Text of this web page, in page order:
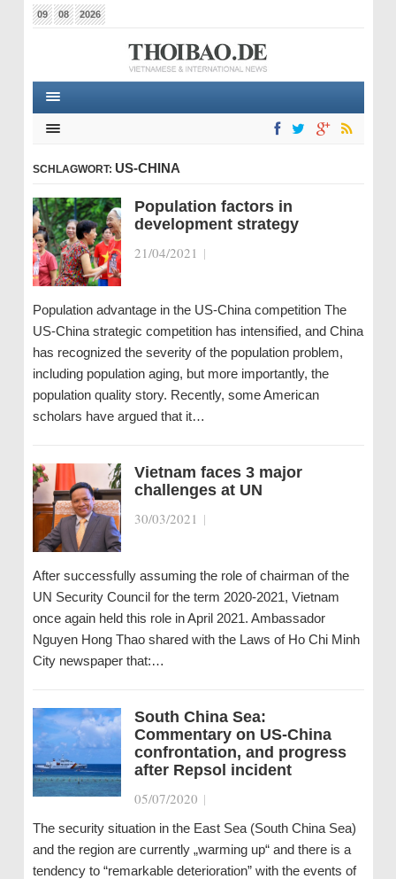
09 08 2026
SCHLAGWORT: US-CHINA
Population factors in
development strategy
21/04/2021 |
Population advantage in the US-China competition The
US-China strategic competition has intensified, and China
has recognized the severity of the population problem,
including population aging, but more importantly, the
population quality story. Recently, some American
scholars have argued that it…
Vietnam faces 3 major
challenges at UN
30/03/2021 |
After successfully assuming the role of chairman of the
UN Security Council for the term 2020-2021, Vietnam
once again held this role in April 2021. Ambassador
Nguyen Hong Thao shared with the Laws of Ho Chi Minh
City newspaper that:…
South China Sea:
Commentary on US-China
confrontation, and progress
after Repsol incident
05/07/2020 |
The security situation in the East Sea (South China Sea)
and the region are currently „warming up“ and there is a
tendency to “remarkable deterioration” with the events of